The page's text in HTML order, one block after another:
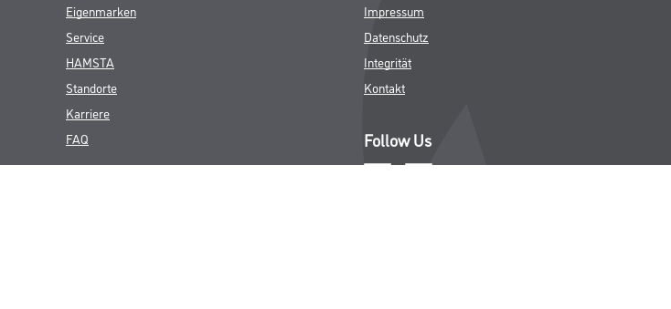
Eigenmarken
Service
HAMSTA
Standorte
Karriere
FAQ
Impressum
Datenschutz
Integrität
Kontakt
Follow Us